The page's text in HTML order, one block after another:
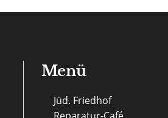
Menü
Jüd. Friedhof